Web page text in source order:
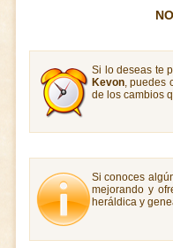
Si lo deseas te
Kevon, puedes
de los cambios
Si conoces
mejorando y
heráldica y